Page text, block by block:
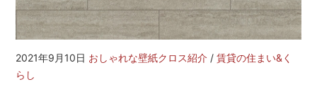
2021年9月10日 おしゃれな壁紙クロス紹介 /賃貸の住まい&く
らし